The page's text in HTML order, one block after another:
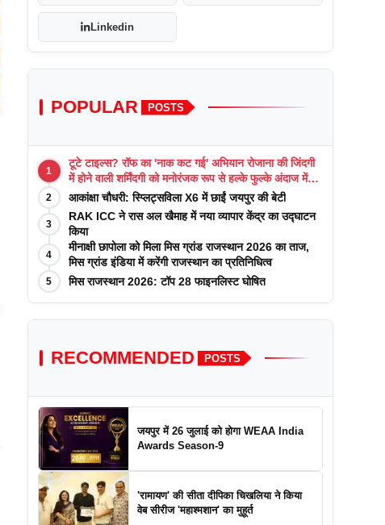
Linkedin
POPULAR POSTS
1
टूटे टाइल्स? रॉफ का 'नाक कट गई' अभियान रोजाना की जिंदगी
में होने वाली शर्मिंदगी को मनोरंजक रूप से हल्के फुल्के अंदाज में
याद कराता है
2 आकांक्षा चौधरी: स्प्लिट्सविला X6 में छाईं जयपुर की बेटी
3
RAK ICC ने रास अल खैमाह में नया व्यापार केंद्र का उद्घाटन
किया
4
मीनाक्षी छापोला को मिला मिस ग्रांड राजस्थान 2026 का ताज,
मिस ग्रांड इंडिया में करेंगी राजस्थान का प्रतिनिधित्व
5 मिस राजस्थान 2026: टॉप 28 फाइनलिस्ट घोषित
RECOMMENDED POSTS
जयपुर में 26 जुलाई को होगा WEAA India
Awards Season-9
'रामायण' की सीता दीपिका चिखलिया ने किया
वेब सीरीज 'महाश्मशान' का मुहूर्त